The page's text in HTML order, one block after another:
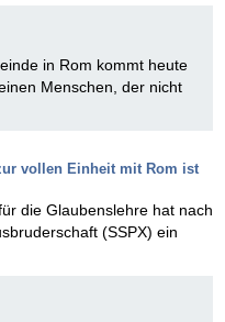
in Rom kommt heute
Menschen, der nicht
vollen Einheit mit Rom ist
die Glaubenslehre hat nach
(SSPX) ein